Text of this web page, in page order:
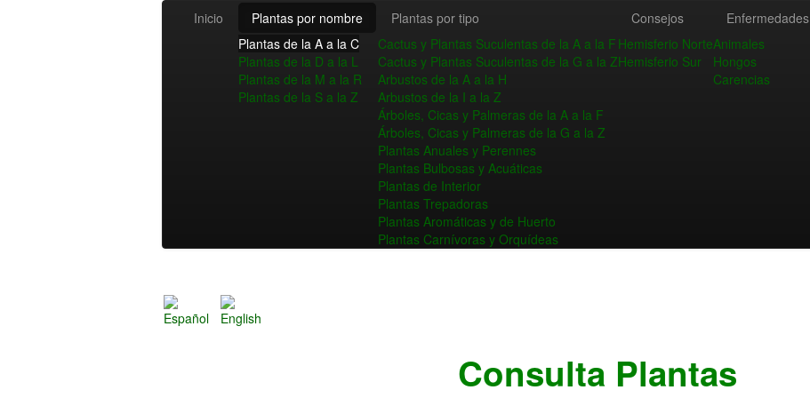
Inicio
Plantas por nombre
Plantas de la A a la C
Plantas de la D a la L
Plantas de la M a la R
Plantas de la S a la Z
Plantas por tipo
Cactus y Plantas Suculentas de la A a la F
Cactus y Plantas Suculentas de la G a la Z
Arbustos de la A a la H
Arbustos de la I a la Z
Árboles, Cicas y Palmeras de la A a la F
Árboles, Cicas y Palmeras de la G a la Z
Plantas Anuales y Perennes
Plantas Bulbosas y Acuáticas
Plantas de Interior
Plantas Trepadoras
Plantas Aromáticas y de Huerto
Plantas Carnívoras y Orquídeas
Consejos
Hemisferio Norte
Hemisferio Sur
Enfermedades
Animales
Hongos
Carencias
Consulta Plantas